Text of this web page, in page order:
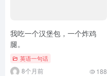
我吃一个汉堡包，一个炸鸡
腿。
英语一句话
8个月前 188